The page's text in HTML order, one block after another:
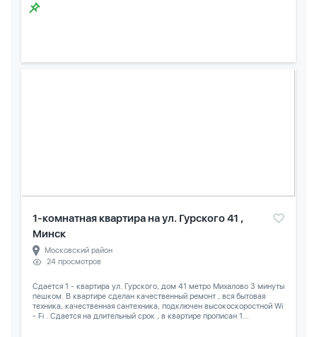
1-комнатная квартира на ул. Гурского 41 ,
Минск
Московский район
24 просмотров
Сдается 1 - квартира ул. Гурского, дом 41 метро Михалово 3 минуты
пешком. В квартире сделан качественный ремонт , вся бытовая
техника, качественная сантехника, подключен высокоскоростной Wi
- Fi . Сдается на длительный срок , в квартире прописан 1...